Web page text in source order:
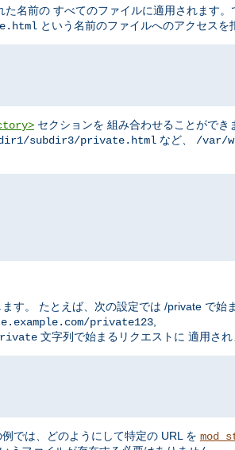
名前の すべてのファイルに適用されます
という名前のファイルへのアクセスを
セクションを 組み合わせることができ
subdir3/private.html など、 /var/
す。 たとえば、次の設定では /private で始
private123,
文字列で始まるリクエストに 適用され
では、どのようにして特定の URL を